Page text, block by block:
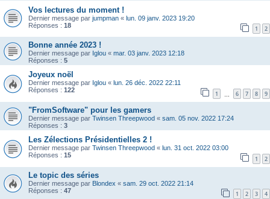
Vos lectures du moment !
Dernier message par jumpman « lun. 09 janv. 2023 19:20
Réponses : 18 1 2
Bonne année 2023 !
Dernier message par Iglou « mar. 03 janv. 2023 12:18
Réponses : 5
Joyeux noël
Dernier message par Iglou « lun. 26 déc. 2022 22:11
Réponses : 122 1 6 7 8 9
"FromSoftware" pour les gamers
Dernier message par Twinsen Threepwood « sam. 05 nov. 2022 17:24
Réponses : 3
Les Zélections Présidentielles 2 !
Dernier message par Twinsen Threepwood « lun. 31 oct. 2022 03:00
Réponses : 15 1 2
Le topic des séries
Dernier message par Blondex « sam. 29 oct. 2022 21:14
Réponses : 47 1 2 3 4